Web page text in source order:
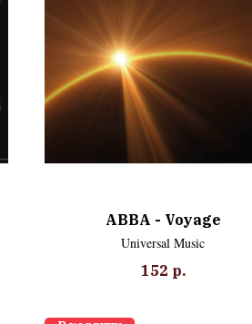
ABBA - Voyage
Universal Music
152 р.